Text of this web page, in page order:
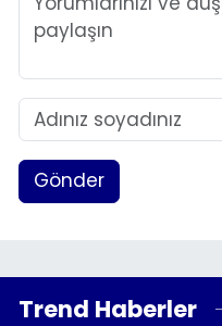
Gönder
Trend Haberler